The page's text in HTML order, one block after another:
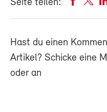
Seite teilen:
Hast du einen
Artikel? Schicke eine
oder an